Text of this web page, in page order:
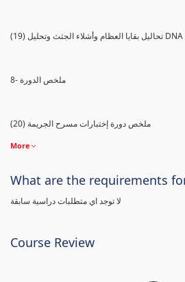
8- ملخص الدورة
(20) ملخص دورة إختبارات مسرح الجريمة
More
What are the requirements
لا توجد اي متطلبات دراسية سابقة
Course Review